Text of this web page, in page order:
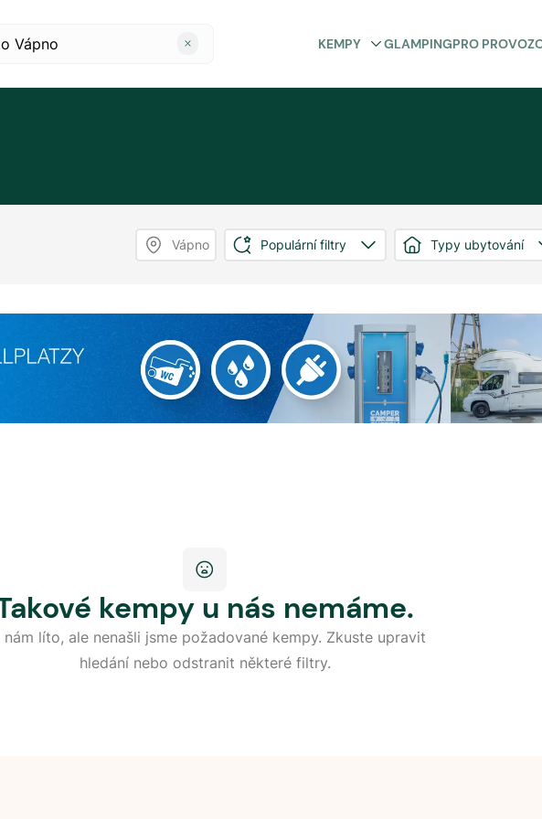
KEMPY GLAMPINGPRO
Vápno Populární filtry Typy ubytování
kempy u nás nemáme.
nám líto, ale nenašli jsme požadované kempy. Zkuste upravit
hledání nebo odstranit některé filtry.